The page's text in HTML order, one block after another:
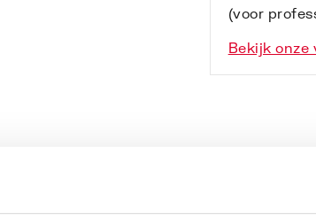
(voor
Bekijk onze